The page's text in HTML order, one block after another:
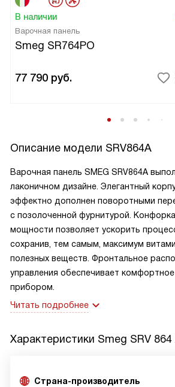
В наличии
Варочная панель
Smeg SR764PO
77 790 руб.
Описание модели SRV864A
Варочная панель SMEG SRV864A
лаконичном дизайне. Элегантный
эффектно дополнен поворотными
с позолоченной фурнитурой.
мощности позволяет ускорить
сохранив, тем самым, максимум
полезных веществ. Фронтальное
управления обеспечивает
прибором.
Читать подробнее
Характеристики Smeg SRV 864
Страна-производитель